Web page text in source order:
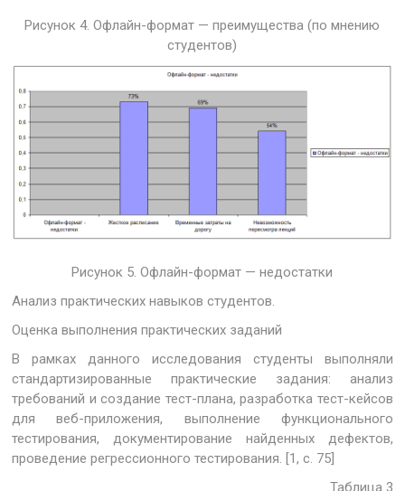
Рисунок 4. Офлайн-формат — преимущества (по мнению
студентов)
Рисунок 5. Офлайн-формат — недостатки
Анализ практических навыков студентов.
Оценка выполнения практических заданий
В рамках данного исследования студенты выполняли
стандартизированные практические задания: анализ
требований и создание тест-плана, разработка тест-кейсов
для веб-приложения, выполнение функционального
тестирования, документирование найденных дефектов,
проведение регрессионного тестирования. [1, с. 75]
Таблица 3